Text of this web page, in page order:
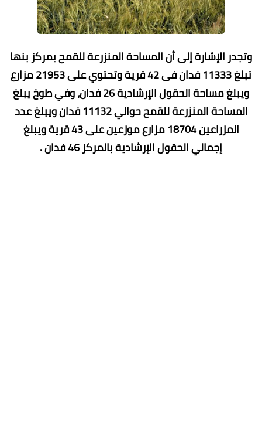
وتجدر الإشارة إلى أن المساحة المنزرعة للقمح بمركز بنها
تبلغ 11333 فدان فى 42 قرية وتحتوي على 21953 مزارع
ويبلغ مساحة الحقول الإرشادية 26 فدان، وفي طوخ يبلغ
المساحة المنزرعة للقمح حوالي 11132 فدان ويبلغ عدد
المزراعين 18704 مزارع موزعين على 43 قرية ويبلغ
إجمالي الحقول الإرشادية بالمركز 46 فدان .